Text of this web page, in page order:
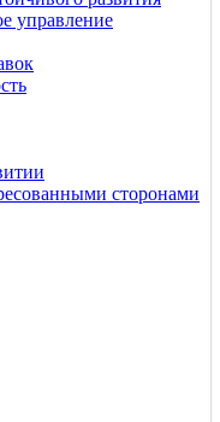
управление
сторонами